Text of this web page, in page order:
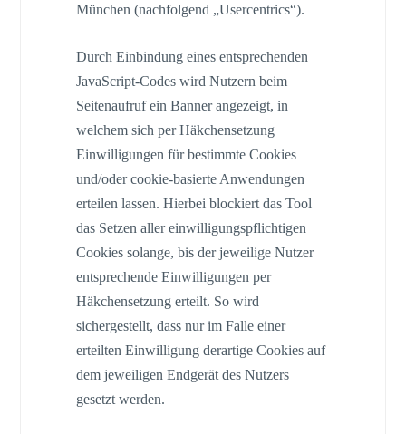
München (nachfolgend „Usercentrics“).
Durch Einbindung eines entsprechenden
JavaScript-Codes wird Nutzern beim
Seitenaufruf ein Banner angezeigt, in
welchem sich per Häkchensetzung
Einwilligungen für bestimmte Cookies
und/oder cookie-basierte Anwendungen
erteilen lassen. Hierbei blockiert das Tool
das Setzen aller einwilligungspflichtigen
Cookies solange, bis der jeweilige Nutzer
entsprechende Einwilligungen per
Häkchensetzung erteilt. So wird
sichergestellt, dass nur im Falle einer
erteilten Einwilligung derartige Cookies auf
dem jeweiligen Endgerät des Nutzers
gesetzt werden.